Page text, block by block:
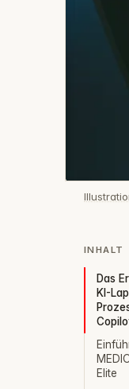
INHALT
Das
KI-
Elite